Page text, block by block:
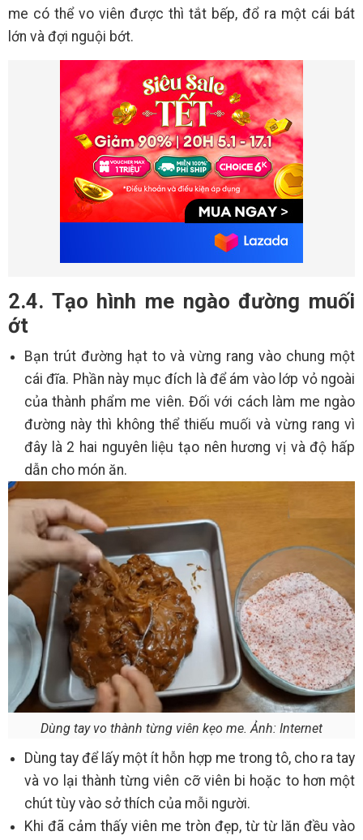
me có thể vo viên được thì tắt bếp, đổ ra một cái bát
lớn và đợi nguội bớt.
2.4. Tạo hình me ngào đường muối
ớt
Bạn trút đường hạt to và vừng rang vào chung một
cái đĩa. Phần này mục đích là để ám vào lớp vỏ ngoài
của thành phẩm me viên. Đối với cách làm me ngào
đường này thì không thể thiếu muối và vừng rang vì
đây là 2 hai nguyên liệu tạo nên hương vị và độ hấp
dẫn cho món ăn.
Dùng tay vo thành từng viên kẹo me. Ảnh: Internet
Dùng tay để lấy một ít hỗn hợp me trong tô, cho ra tay
và vo lại thành từng viên cỡ viên bi hoặc to hơn một
chút tùy vào sở thích của mỗi người.
Khi đã cảm thấy viên me tròn đẹp, từ từ lăn đều vào